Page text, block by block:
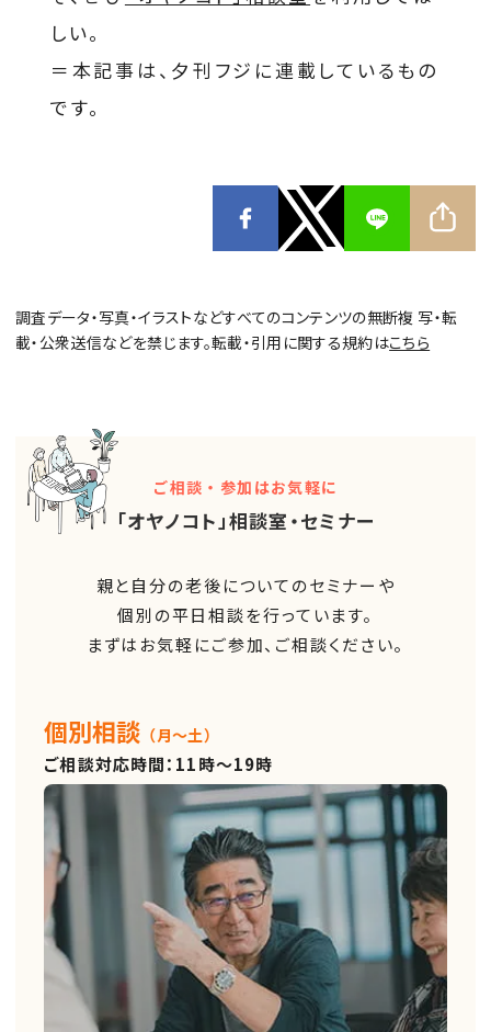
しい。
＝本記事は、夕刊フジに連載しているもの
です。
調査データ・写真・イラストなどすべてのコンテンツの無断複 写・転
載・公衆送信などを禁じます。転載・引用に関する規約はこちら
ご相談・参加はお気軽に
「オヤノコト」相談室・セミナー
親と自分の老後についてのセミナーや
個別の平日相談を行っています。
まずはお気軽にご参加、ご相談ください。
個別相談 （月～土）
ご相談対応時間：11時～19時